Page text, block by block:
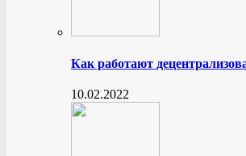
Как работают
10.02.2022